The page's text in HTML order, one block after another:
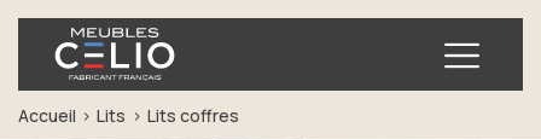
Accueil Lits Lits coffres